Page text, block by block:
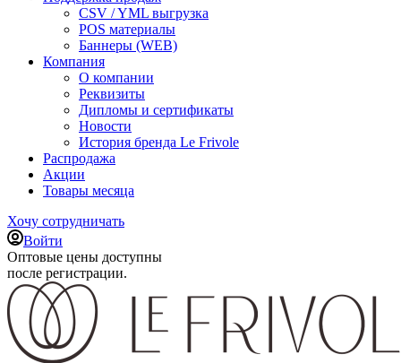
CSV / YML выгрузка
POS материалы
Баннеры (WEB)
Компания
О компании
Реквизиты
Дипломы и сертификаты
Новости
История бренда Le Frivole
Распродажа
Акции
Товары месяца
Хочу сотрудничать
Войти
Оптовые цены доступны
после регистрации.